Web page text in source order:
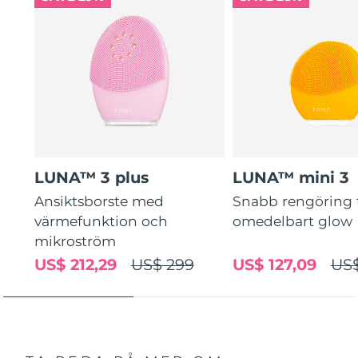
guidade rutiner.
LUNA™ 3 plus
Ansiktsborste med
värmefunktion och
mikroström
US$ 299
US$ 212,29
LUNA™ mini 3
Snabb rengöring
omedelbart glow
US$ 127,09